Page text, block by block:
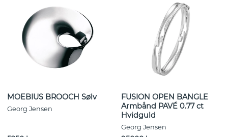
MOEBIUS BROOCH Sølv
Georg Jensen
FUSION OPEN BANGLE
Armbånd PAVÉ 0.77 ct
Hvidguld
Georg Jensen